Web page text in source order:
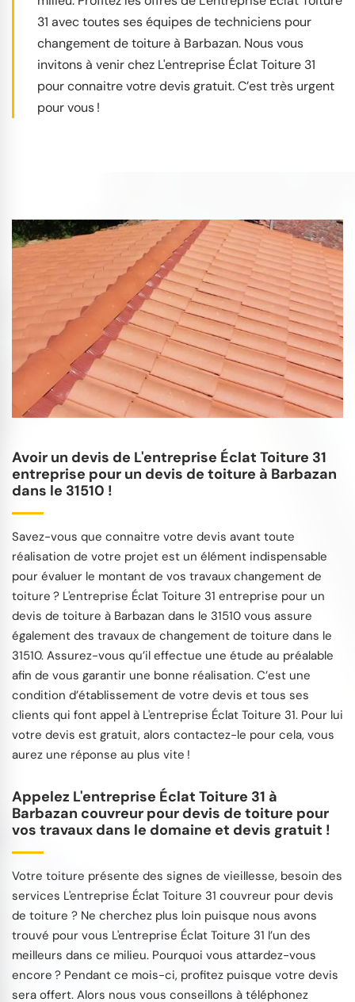
31 avec toutes ses équipes de techniciens pour
changement de toiture à Barbazan. Nous vous
invitons à venir chez L'entreprise Éclat Toiture 31
pour connaitre votre devis gratuit. C’est très urgent
pour vous !
Avoir un devis de L'entreprise Éclat Toiture 31
entreprise pour un devis de toiture à Barbazan
dans le 31510 !
Savez-vous que connaitre votre devis avant toute
réalisation de votre projet est un élément indispensable
pour évaluer le montant de vos travaux changement de
toiture ? L'entreprise Éclat Toiture 31 entreprise pour un
devis de toiture à Barbazan dans le 31510 vous assure
également des travaux de changement de toiture dans le
31510. Assurez-vous qu’il effectue une étude au préalable
afin de vous garantir une bonne réalisation. C’est une
condition d’établissement de votre devis et tous ses
clients qui font appel à L'entreprise Éclat Toiture 31. Pour lui
votre devis est gratuit, alors contactez-le pour cela, vous
aurez une réponse au plus vite !
Appelez L'entreprise Éclat Toiture 31 à
Barbazan couvreur pour devis de toiture pour
vos travaux dans le domaine et devis gratuit !
Votre toiture présente des signes de vieillesse, besoin des
services L'entreprise Éclat Toiture 31 couvreur pour devis
de toiture ? Ne cherchez plus loin puisque nous avons
trouvé pour vous L'entreprise Éclat Toiture 31 l’un des
meilleurs dans ce milieu. Pourquoi vous attardez-vous
encore ? Pendant ce mois-ci, profitez puisque votre devis
sera offert. Alors nous vous conseillons à téléphonez